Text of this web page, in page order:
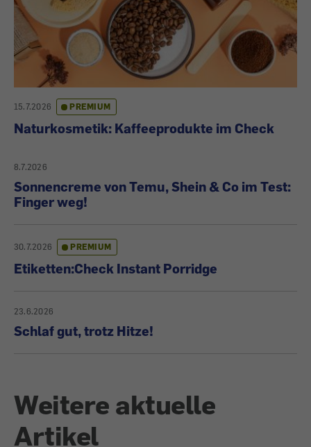
15.7.2026 PREMIUM
Naturkosmetik: Kaffeeprodukte im Check
8.7.2026
Sonnencreme von Temu, Shein & Co im Test:
Finger weg!
30.7.2026 PREMIUM
Etiketten:Check Instant Porridge
23.6.2026
Schlaf gut, trotz Hitze!
Weitere aktuelle
Artikel